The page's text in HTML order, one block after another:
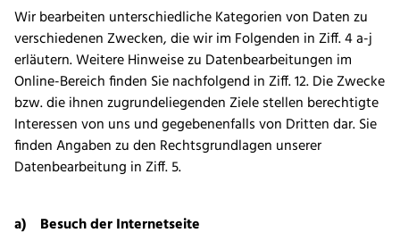
Wir bearbeiten unterschiedliche Kategorien von Daten zu
verschiedenen Zwecken, die wir im Folgenden in Ziff. 4 a-j
erläutern. Weitere Hinweise zu Datenbearbeitungen im
Online-Bereich finden Sie nachfolgend in Ziff. 12. Die Zwecke
bzw. die ihnen zugrundeliegenden Ziele stellen berechtigte
Interessen von uns und gegebenenfalls von Dritten dar. Sie
finden Angaben zu den Rechtsgrundlagen unserer
Datenbearbeitung in Ziff. 5.
a) Besuch der Internetseite